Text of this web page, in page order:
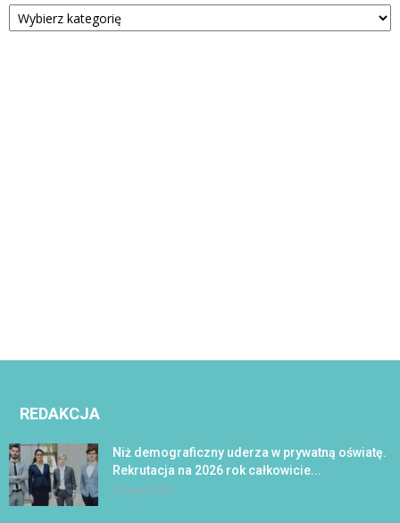
REDAKCJA
Niż demograficzny uderza w prywatną oświatę.
Rekrutacja na 2026 rok całkowicie...
16 lipca 2026